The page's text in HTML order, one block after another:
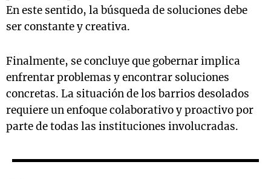
En este sentido, la búsqueda de soluciones debe
ser constante y creativa.
Finalmente, se concluye que gobernar implica
enfrentar problemas y encontrar soluciones
concretas. La situación de los barrios desolados
requiere un enfoque colaborativo y proactivo por
parte de todas las instituciones involucradas.